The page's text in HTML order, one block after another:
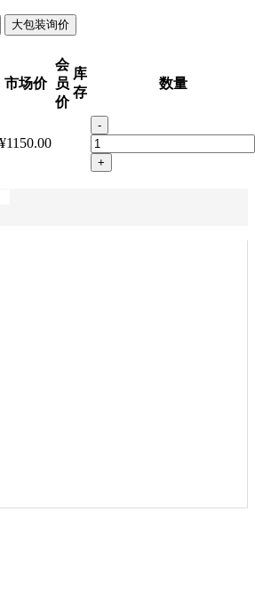
大包装询价
市场价
会
员
价
库
存
数量
¥1150.00
-
+